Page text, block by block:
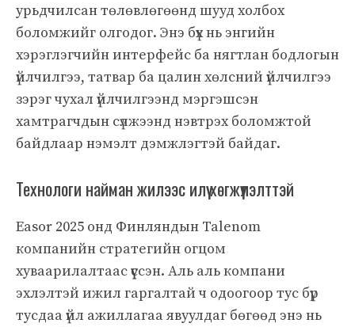
урьдчилсан төлөвлөгөөнд шууд холбох
боломжийг олгодог. Энэ бүх нь энгийн
хэрэглэгчийн интерфейс ба нягтлан бодлогын
үйлчилгээ, татвар ба цалин хөлсний үйлчилгээ
зэрэг чухал үйлчилгээнд мэргэшсэн
хамтрагчдын сүлжээнд нэвтрэх боломжтой
байдлаар нэмэлт дэмжлэгтэй байдаг.
Технологи найман жилээс илүү хөгжүүлэлттэй
Easor 2025 онд Финляндын Talenom
компанийн стратегийн огцом
хуваарилалтаас үүссэн. Аль аль компани
эхлэлтэй ижил гаргалтай ч одоогоор тус бүр
тусдаа үйл ажиллагаа явуулдаг бөгөөд энэ нь